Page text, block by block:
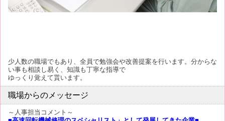
少人数の職場でもあり、全員で勉強会や改善提案を行います。分からな
い事も相談し易く、知識も丁寧な指導で
ゆっくり覚えて貰います。
職場からのメッセージ
～人事担当コメント～